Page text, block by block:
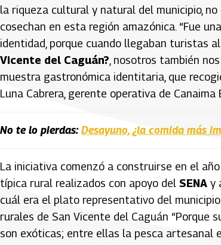
la riqueza cultural y natural del municipio,
cosechan en esta región amazónica. “Fue
identidad, porque cuando llegaban turistas
Vicente del Caguán? , nosotros también
muestra gastronómica identitaria, que
Luna Cabrera, gerente operativa de Canaima
No te lo pierdas: Desayuno, ¿la comida más
La iniciativa comenzó a construirse en el
típica rural realizados con apoyo del SENA y
cuál era el plato representativo del
rurales de San Vicente del Caguán “Porque
son exóticas; entre ellas la pesca artesanal